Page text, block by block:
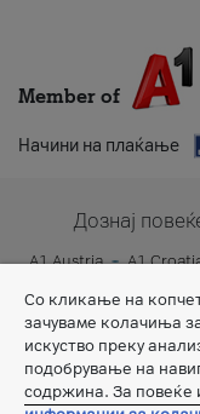
Member of
Начини на плаќање
Дознај
A1 Austria A1
Со кликање на
зачуваме колачиња
искуство преку
подобрување на
содржина. За повеќе